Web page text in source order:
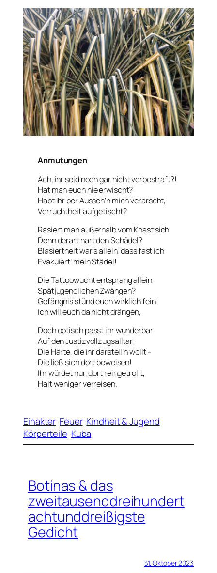
Anmutungen
Ach, ihr seid noch gar nicht vorbestraft?!
Hat man euch nie erwischt?
Habt ihr per Ausseh‘n mich verarscht,
Verruchtheit aufgetischt?
Rasiert man außerhalb vom Knast sich
Denn derart hart den Schädel?
Blasiertheit war‘s allein, dass fast ich
Evakuiert‘ mein Städel!
Die Tattoowucht entsprang allein
Spätjugendlichen Zwängen?
Gefängnis stünd euch wirklich fein!
Ich will euch da nicht drängen,
Doch optisch passt ihr wunderbar
Auf den Justizvollzugsalltar!
Die Härte, die ihr darstell‘n wollt –
Die ließ sich dort beweisen!
Ihr würdet nur, dort reingetrollt,
Halt weniger verreisen.
Einakter Feuer Kindheit & Jugend
Körperteile Kuba
Botinas & das
zweitausenddreihundert
achtunddreißigste
Gedicht
31. Oktober 2023